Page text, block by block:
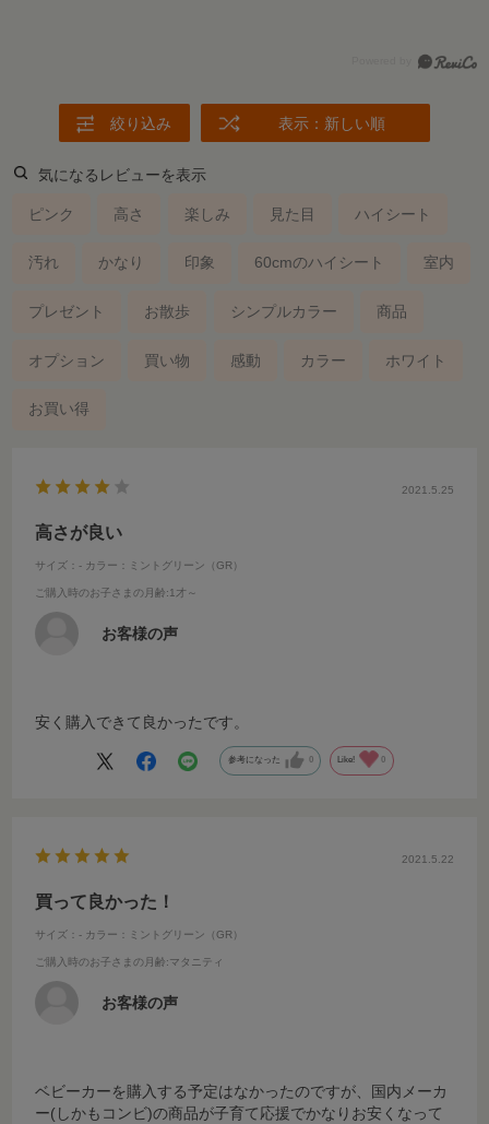
絞り込み 表示：新しい順
気になるレビューを表示
ピンク 高さ 楽しみ 見た目 ハイシート
汚れ かなり 印象 60cmのハイシート 室内
プレゼント お散歩 シンプルカラー 商品
オプション 買い物 感動 カラー ホワイト
お買い得
2021.5.25
高さが良い
サイズ：- カラー：ミントグリーン（GR）
ご購入時のお子さまの月齢:1才～
お客様の声
安く購入できて良かったです。
参考になった 0 Like! 0
2021.5.22
買って良かった！
サイズ：- カラー：ミントグリーン（GR）
ご購入時のお子さまの月齢:マタニティ
お客様の声
ベビーカーを購入する予定はなかったのですが、国内メーカ
ー(しかもコンビ)の商品が子育て応援でかなりお安くなって